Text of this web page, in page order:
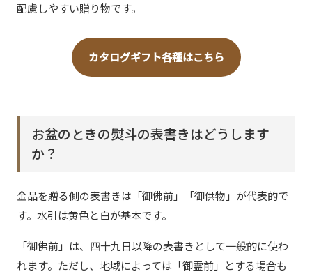
配慮しやすい贈り物です。
カタログギフト各種はこちら
お盆のときの熨斗の表書きはどうします
か？
金品を贈る側の表書きは「御佛前」「御供物」が代表的で
す。水引は黄色と白が基本です。
「御佛前」は、四十九日以降の表書きとして一般的に使わ
れます。ただし、地域によっては「御霊前」とする場合も